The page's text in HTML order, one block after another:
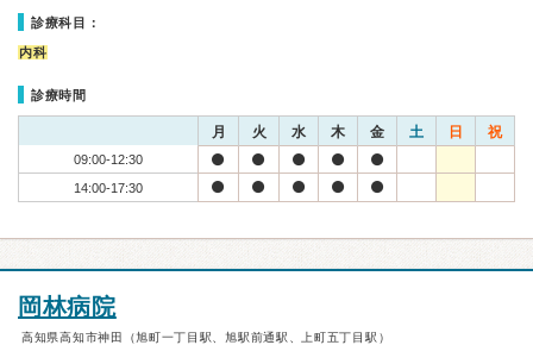
診療科目：
内科
診療時間
月 火 水 木 金 土 日 祝
09:00-12:30
14:00-17:30
岡林病院
高知県高知市神田（旭町一丁目駅、旭駅前通駅、上町五丁目駅）